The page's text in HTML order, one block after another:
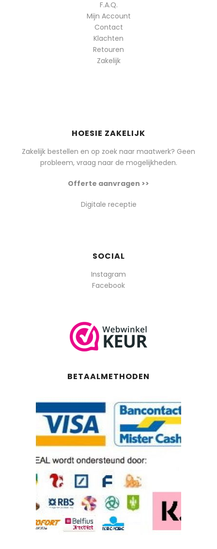
F.A.Q.
Mijn Account
Contact
Klachten
Retouren
Zakelijk
HOESIE ZAKELIJK
Zakelijk bestellen en op zoek naar maatwerk? Geen
probleem, vraag naar de mogelijkheden.
Offerte aanvragen >>
Digitale receptie
SOCIAL
Instagram
Facebook
BETAALMETHODEN